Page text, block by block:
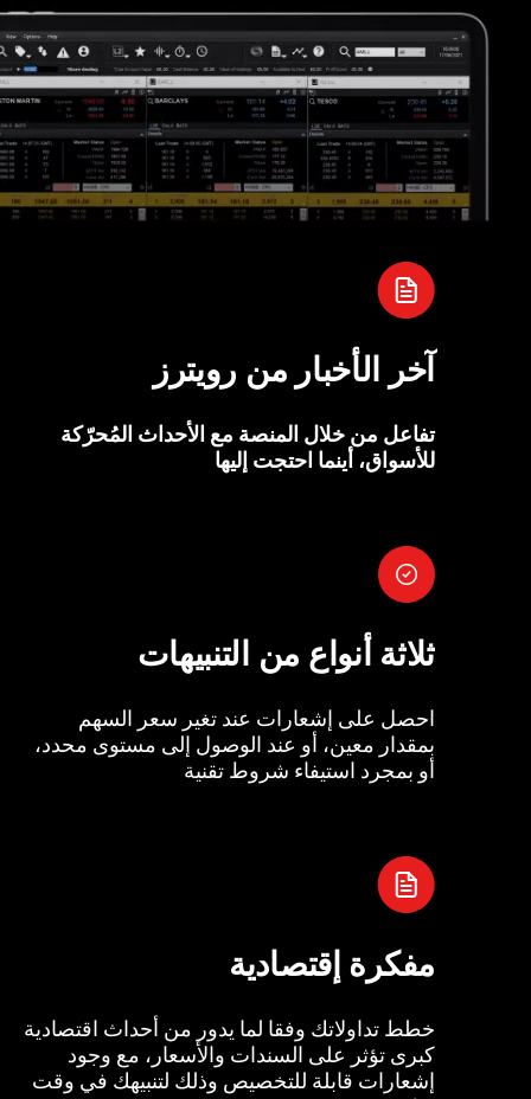
آخر الأخبار من رويترز
تفاعل من خلال المنصة مع الأحداث المُحرّكة
للأسواق، أينما احتجت إليها
ثلاثة أنواع من التنبيهات
احصل على إشعارات عند تغير سعر السهم
بمقدار معين، أو عند الوصول إلى مستوى محدد،
أو بمجرد استيفاء شروط تقنية
مفكرة إقتصادية
خطط تداولاتك وفقا لما يدور من أحداث اقتصادية
كبرى تؤثر على السندات والأسعار، مع وجود
إشعارات قابلة للتخصيص وذلك لتنبيهك في وقت